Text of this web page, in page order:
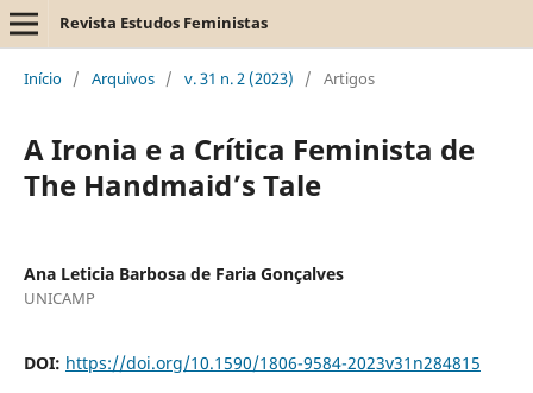
Revista Estudos Feministas
Início / Arquivos / v. 31 n. 2 (2023) / Artigos
A Ironia e a Crítica Feminista de
The Handmaid’s Tale
Ana Leticia Barbosa de Faria Gonçalves
UNICAMP
DOI: https://doi.org/10.1590/1806-9584-2023v31n284815